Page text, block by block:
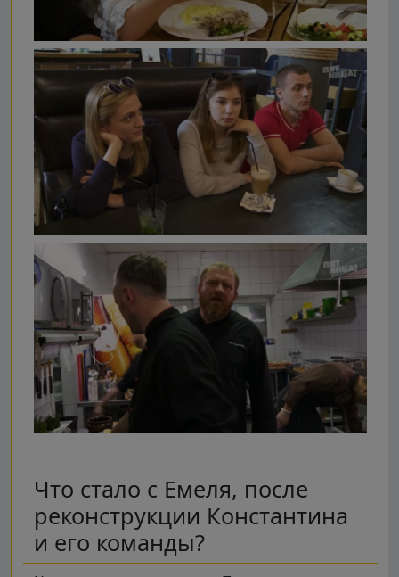
Что стало с Емеля, после
реконструкции Константина
и его команды?